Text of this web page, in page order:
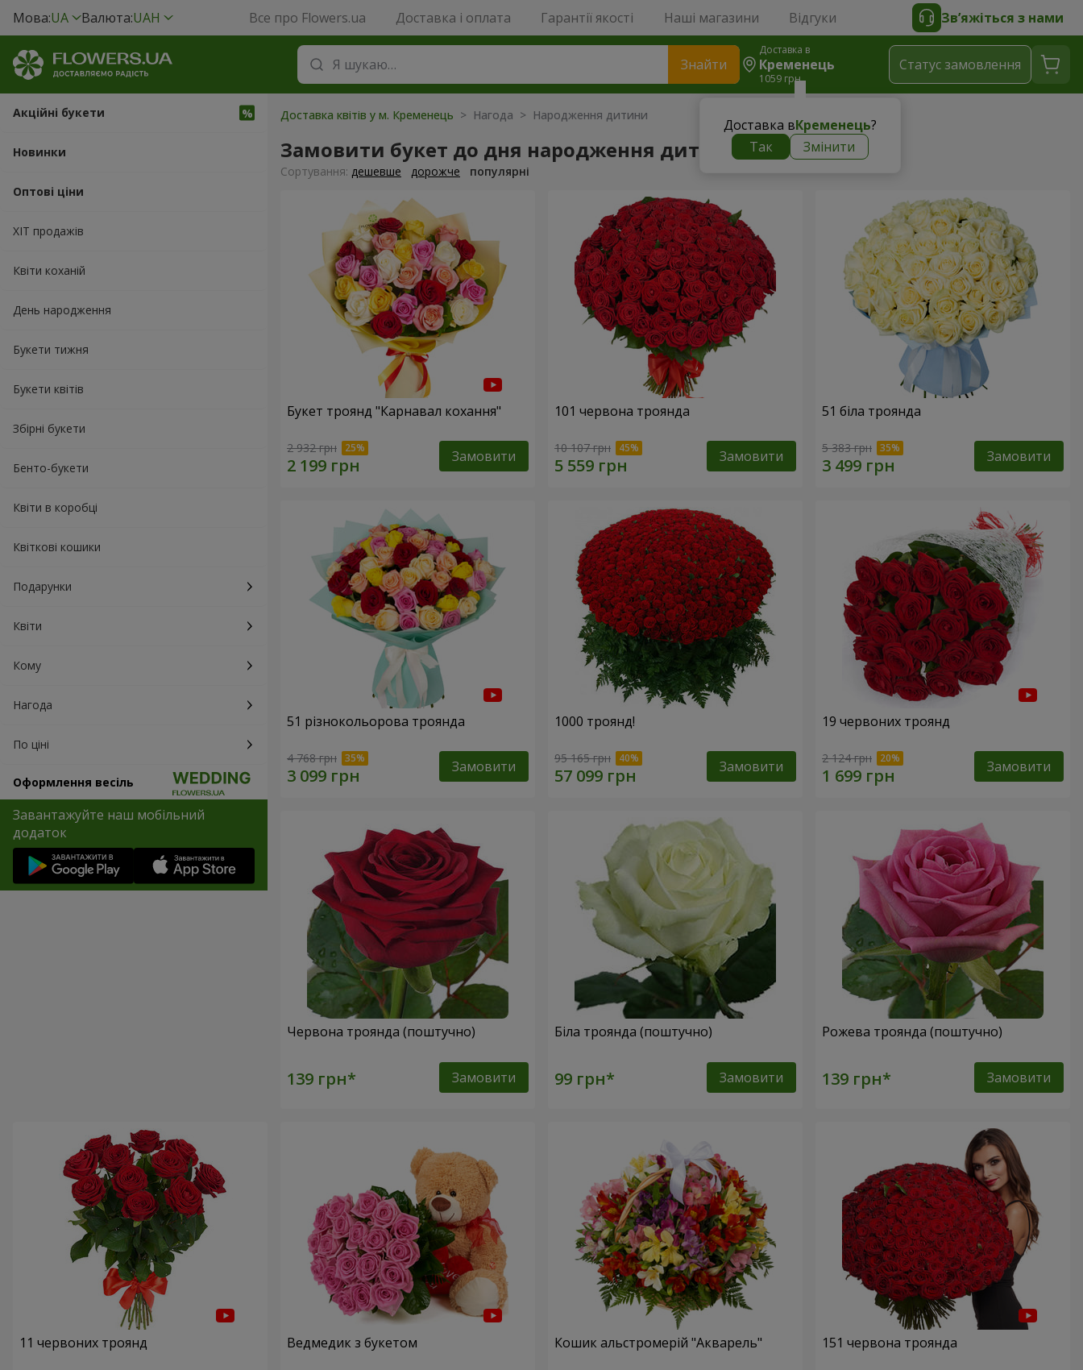
Мова:UA Валюта:UAH Все про Flowers.ua Доставка і оплата Гарантії якості Наші магазини Відгуки Зв’яжіться з нами
Знайти
Доставка в
Кременець
1059 грн
Доставка вКременець?
Так
Змінити
Статус замовлення
Акційні букети
Новинки
Оптові ціни
ХІТ продажів
Квіти коханій
День народження
Букети тижня
Букети квітів
Збірні букети
Бенто-букети
Квіти в коробці
Квіткові кошики
Подарунки
Квіти
Кому
Нагода
По ціні
Оформлення весіль
Завантажуйте наш мобільний
додаток
Доставка квітів у м. Кременець > Нагода > Народження дитини
Замовити букет до дня народження дитини
Сортування: дешевше дорожче популярні
Букет троянд "Карнавал кохання"
2 932 грн Замовити
101 червона троянда
10 107 грн Замовити
51 біла троянда
5 383 грн Замовити
51 різнокольорова троянда
4 768 грн Замовити
1000 троянд!
95 165 грн Замовити
19 червоних троянд
2 124 грн Замовити
Червона троянда (поштучно)
Замовити
Біла троянда (поштучно)
Замовити
Рожева троянда (поштучно)
Замовити
11 червоних троянд Ведмедик з букетом Кошик альстромерій "Акварель" 151 червона троянда